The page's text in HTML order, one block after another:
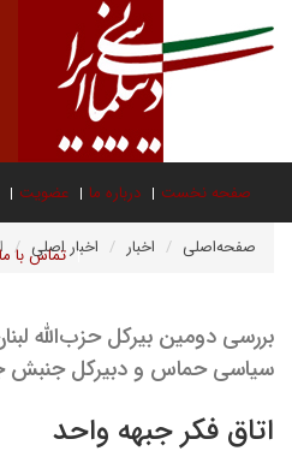
صفحه نخست درباره ما عضویت
تماس با ما صفحه‌اصلی اخبار اخبار اصلی
بررسی دومین بیرکل حزب‌الله
سیاسی حماس و دبیرکل جنبش
اتاق فکر جبهه واحد